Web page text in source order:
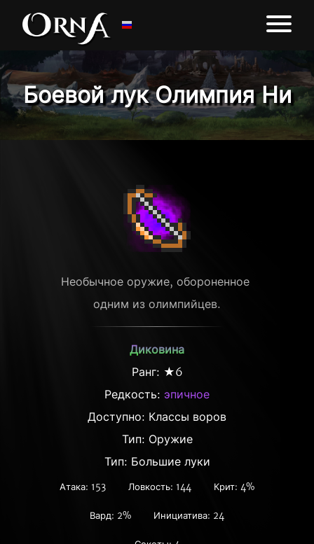
Боевой лук Олимпия Ни
Необычное оружие, обороненное
одним из олимпийцев.
Диковина
Ранг: ★6
Редкость: эпичное
Доступно: Классы воров
Тип: Оружие
Тип: Большие луки
Атака: 153 Ловкость: 144 Крит: 4%
Вард: 2% Инициатива: 24